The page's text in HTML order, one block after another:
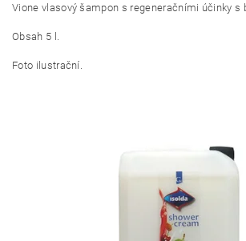
Vione vlasový šampon s regeneračními účinky s
Obsah 5 l.
Foto ilustrační.